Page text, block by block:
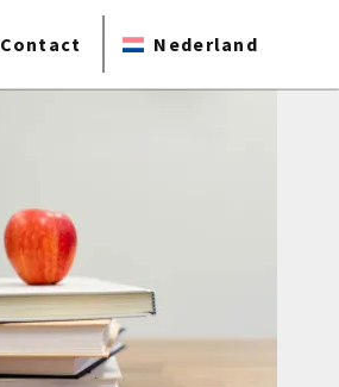
Contact Nederland